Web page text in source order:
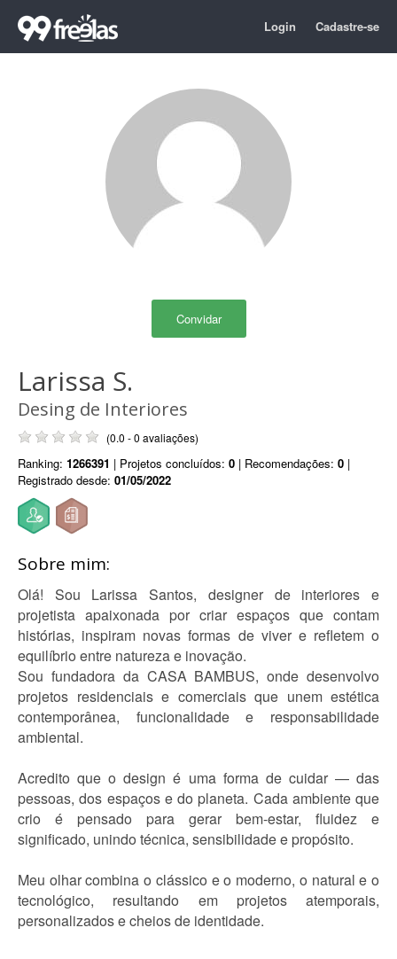
Login Cadastre-se
Convidar
Larissa S.
Desing de Interiores
(0.0 - 0 avaliações)
Ranking: 1266391 | Projetos concluídos: 0 | Recomendações: 0 |
Registrado desde: 01/05/2022
Sobre mim:
Olá! Sou Larissa Santos, designer de interiores e
projetista apaixonada por criar espaços que contam
histórias, inspiram novas formas de viver e refletem o
equilíbrio entre natureza e inovação.
Sou fundadora da CASA BAMBUS, onde desenvolvo
projetos residenciais e comerciais que unem estética
contemporânea, funcionalidade e responsabilidade
ambiental.
Acredito que o design é uma forma de cuidar — das
pessoas, dos espaços e do planeta. Cada ambiente que
crio é pensado para gerar bem-estar, fluidez e
significado, unindo técnica, sensibilidade e propósito.
Meu olhar combina o clássico e o moderno, o natural e o
tecnológico, resultando em projetos atemporais,
personalizados e cheios de identidade.